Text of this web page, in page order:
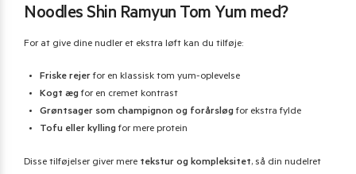
Noodles Shin Ramyun Tom Yum med?
For at give dine nudler et ekstra løft kan du tilføje:
Friske rejerfor en klassisk tom yum-oplevelse
Kogt æg for en cremet kontrast
Grøntsager som champignon og forårsløg for ekstra fylde
Tofu eller kylling for mere protein
Disse tilføjelser giver mere tekstur og kompleksitet, så din nudelret